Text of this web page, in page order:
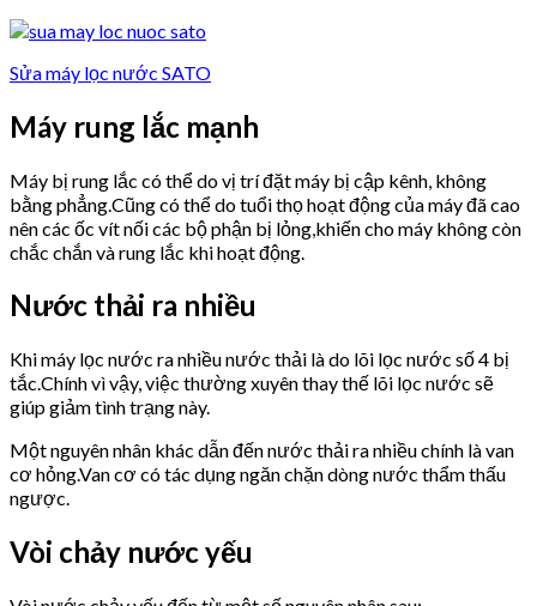
Sửa máy lọc nước SATO
Máy rung lắc mạnh
Máy bị rung lắc có thể do vị trí đặt máy bị cập kênh, không
bằng phẳng.Cũng có thể do tuổi thọ hoạt động của máy đã cao
nên các ốc vít nối các bộ phận bị lỏng,khiến cho máy không còn
chắc chắn và rung lắc khi hoạt động.
Nước thải ra nhiều
Khi máy lọc nước ra nhiều nước thải là do lõi lọc nước số 4 bị
tắc.Chính vì vậy, việc thường xuyên thay thế lõi lọc nước sẽ
giúp giảm tình trạng này.
Một nguyên nhân khác dẫn đến nước thải ra nhiều chính là van
cơ hỏng.Van cơ có tác dụng ngăn chặn dòng nước thẩm thấu
ngược.
Vòi chảy nước yếu